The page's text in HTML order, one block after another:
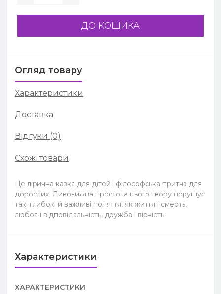
ДО КОШИКА
Огляд товару
Характеристики
Доставка
Відгуки (0)
Схожі товари
Це лірична казка для дітей і філософська притча для
дорослих. Дивовижна простота цього твору порушує
такі глибокі й важливі поняття, як життя і смерть,
любов і відповідальність, дружба і вірність.
Характеристики
ХАРАКТЕРИСТИКИ